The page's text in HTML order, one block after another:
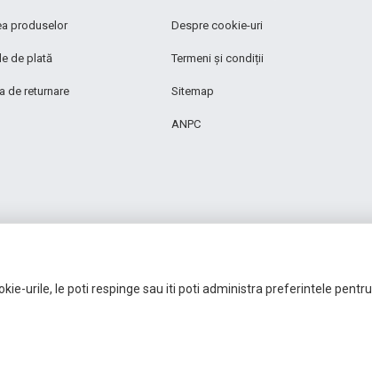
produselor
de plată
de returnare
Despre cookie-uri
Termeni și condiții
Sitemap
ANPC
urile, le poti respinge sau iti poti administra preferintele pentru